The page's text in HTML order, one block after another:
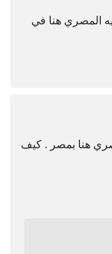
المصري هنا في
هنا بمصر . كيف